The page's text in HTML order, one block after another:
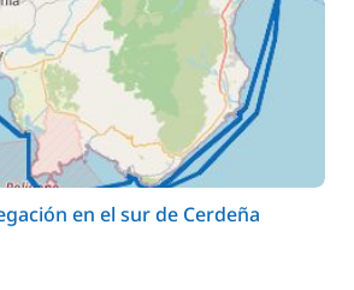
en el sur de Cerdeña